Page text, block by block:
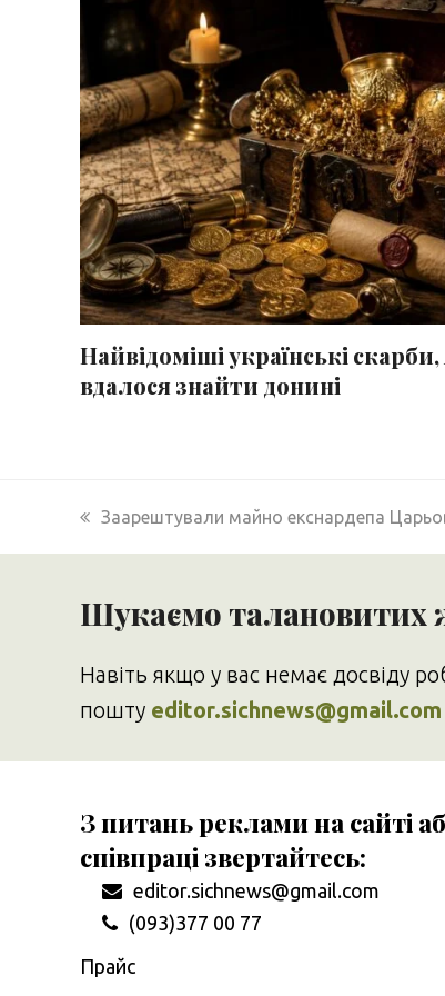
Найвідоміші українські скарби,
вдалося знайти донині
previous
Заарештували майно екснардепа
Шукаємо талановитих
Навіть якщо у вас немає досвіду
пошту editor.sichnews@gmail.com
З питань реклами на сайті
співпраці звертайтесь:
editor.sichnews@gmail.com
(093)377 00 77
Прайс